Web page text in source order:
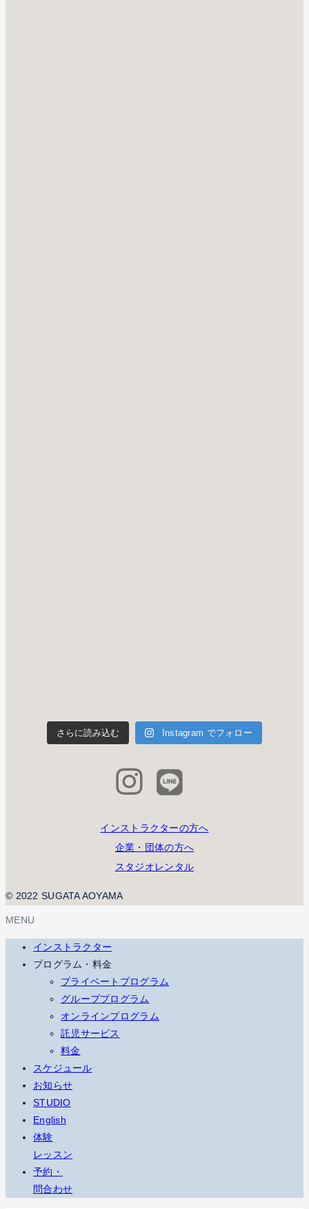
さらに読み込む Instagram でフォロー
インストラクターの方へ
企業・団体の方へ
スタジオレンタル
© 2022 SUGATA AOYAMA
MENU
インストラクター
プログラム・料金
プライベートプログラム
グループプログラム
オンラインプログラム
託児サービス
料金
スケジュール
お知らせ
STUDIO
English
体験
レッスン
予約・
問合わせ